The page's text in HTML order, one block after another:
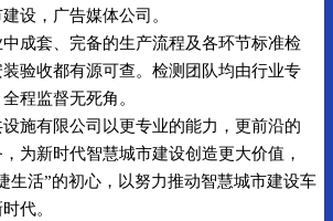
设，广告媒体公司。
成套、完备的生产流程及各环节标准检
验收都有源可查。检测团队均由行业专
程监督无死角。
施有限公司以更专业的能力，更前沿的
为新时代智慧城市建设创造更大价值，
生活”的初心，以努力推动智慧城市建设车
代。